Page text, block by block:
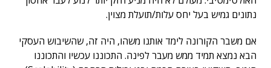
נתונים גמיש בעל יחס עלות/תועלת מצוין.
אם משבר הקורונה לימד אותנו משהו, היה זה, שהשיבוש העסקי
הבא נמצא תמיד ממש מעבר לפינה. התכוננו עכשיו והתכוננו